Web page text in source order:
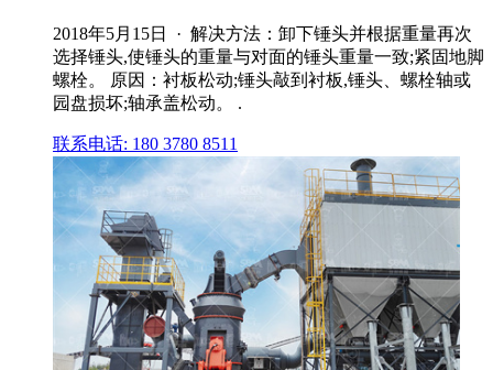
2018年5月15日 · 解决方法：卸下锤头并根据重量再次
选择锤头,使锤头的重量与对面的锤头重量一致;紧固地脚
螺栓。 原因：衬板松动;锤头敲到衬板,锤头、螺栓轴或
园盘损坏;轴承盖松动。 .
联系电话: 180 3780 8511